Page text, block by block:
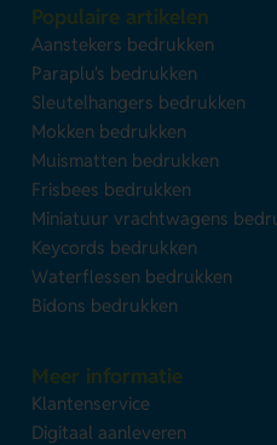
Populaire artikelen
Aanstekers bedrukken
Paraplu's bedrukken
Sleutelhangers bedrukken
Mokken bedrukken
Muismatten bedrukken
Frisbees bedrukken
Miniatuur vrachtwagens
Keycords bedrukken
Waterflessen bedrukken
Bidons bedrukken
Meer informatie
Klantenservice
Digitaal aanleveren